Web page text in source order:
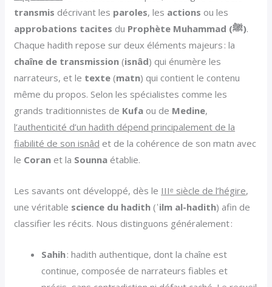
transmis décrivant les paroles, les actions ou les
approbations tacites du Prophète Muhammad (ﷺ).
Chaque hadith repose sur deux éléments majeurs : la
chaîne de transmission (isnâd) qui énumère les
narrateurs, et le texte (matn) qui contient le contenu
même du propos. Selon les spécialistes comme les
grands traditionnistes de Kufa ou de Medine,
l’authenticité d’un hadith dépend principalement de la
fiabilité de son isnâd et de la cohérence de son matn avec
le Coran et la Sounna établie.
Les savants ont développé, dès le IIIᵉ siècle de l’hégire,
une véritable science du hadith (ʿilm al-hadith) afin de
classifier les récits. Nous distinguons généralement :
Sahih: hadith authentique, dont la chaîne est
continue, composée de narrateurs fiables et